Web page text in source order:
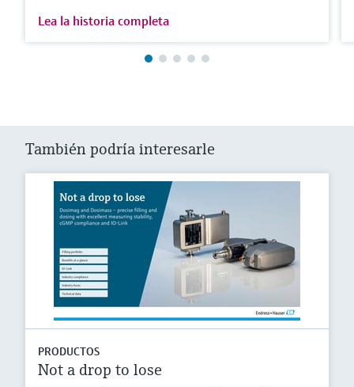
Lea la historia completa
También podría interesarle
PRODUCTOS
Not a drop to lose